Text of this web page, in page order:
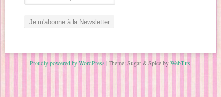
Proudly powered by WordPress |Theme: Sugar & Spice byWebTuts.